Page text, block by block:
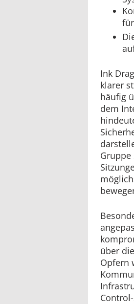
Ink
klarer
häufig
dem
über
Opfern